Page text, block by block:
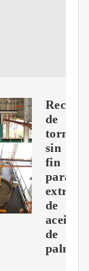
de
tornillo
sin
fin
para
de
aceite
de